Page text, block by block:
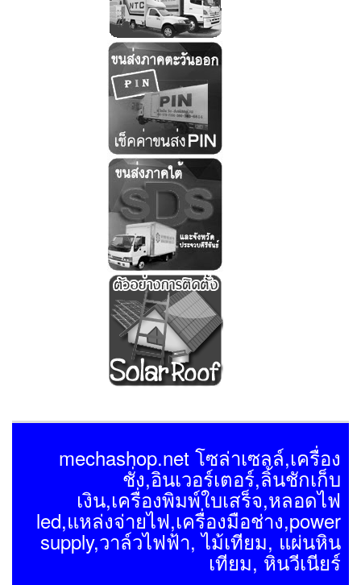
mechashop.net โซล่าเซลล์,เครื่อง
ชั่ง,อินเวอร์เตอร์,ลิ้นชักเก็บ
เงิน,เครื่องพิมพ์ใบเสร็จ,หลอดไฟ
led,แหล่งจ่ายไฟ,เครื่องมือช่าง,power
supply,วาล์วไฟฟ้า, ไม้เทียม, แผ่นหิน
เทียม, หินวีเนียร์